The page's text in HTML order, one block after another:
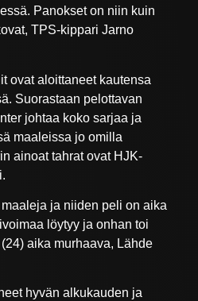
Panokset on niin kuin
TPS-kippari Jarno
ovat aloittaneet kautensa
Suorastaan pelottavan
johtaa koko sarjaa ja
maaleissa jo omilla
ainoat tahrat ovat HJK-
ja niiden peli on aika
löytyy ja onhan toi
aika murhaava, Lähde
hyvän alkukauden ja